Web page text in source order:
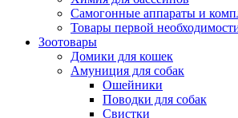
Самогонные аппараты и
Товары первой
Зоотовары
Домики для кошек
Амуниция для собак
Ошейники
Поводки для собак
Свистки